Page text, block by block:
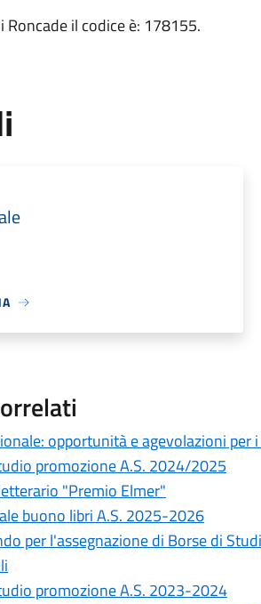
Roncade il codice è: 178155.
opportunità e agevolazioni per
promozione A.S. 2024/2025
"Premio Elmer"
buono libri A.S. 2025-2026
per l'assegnazione di Borse di
promozione A.S. 2023-2024